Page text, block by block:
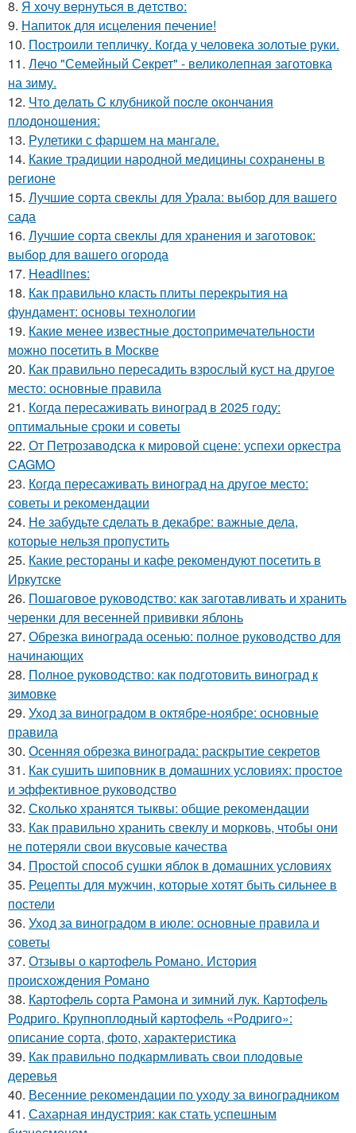
8. Я xoчу вepнутьcя в дeтcтвo:
9. Напиток для исцеления печение!
10. Построили тепличку. Когда у человека золотые руки.
11. Лечо "Семейный Секрет" - великолепная заготовка
на зиму.
12. Чтo дeлaть C клубникoй пocлe oкoнчaния
плoдoнoшeния:
13. Рулетики с фаршем на мангале.
14. Какие традиции народной медицины сохранены в
регионе
15. Лучшие сорта свеклы для Урала: выбор для вашего
сада
16. Лучшие сорта свеклы для хранения и заготовок:
выбор для вашего огорода
17. Headlines:
18. Как правильно класть плиты перекрытия на
фундамент: основы технологии
19. Какие менее известные достопримечательности
можно посетить в Москве
20. Как правильно пересадить взрослый куст на другое
место: основные правила
21. Когда пересаживать виноград в 2025 году:
оптимальные сроки и советы
22. От Петрозаводска к мировой сцене: успехи оркестра
CAGMO
23. Когда пересаживать виноград на другое место:
советы и рекомендации
24. Не забудьте сделать в декабре: важные дела,
которые нельзя пропустить
25. Какие рестораны и кафе рекомендуют посетить в
Иркутске
26. Пошаговое руководство: как заготавливать и хранить
черенки для весенней прививки яблонь
27. Обрезка винограда осенью: полное руководство для
начинающих
28. Полное руководство: как подготовить виноград к
зимовке
29. Уход за виноградом в октябре-ноябре: основные
правила
30. Осенняя обрезка винограда: раскрытие секретов
31. Как сушить шиповник в домашних условиях: простое
и эффективное руководство
32. Сколько хранятся тыквы: общие рекомендации
33. Как правильно хранить свеклу и морковь, чтобы они
не потеряли свои вкусовые качества
34. Простой способ сушки яблок в домашних условиях
35. Рецепты для мужчин, которые хотят быть сильнее в
постели
36. Уход за виноградом в июле: основные правила и
советы
37. Отзывы о картофель Романо. История
происхождения Романо
38. Картофель сорта Рамона и зимний лук. Картофель
Родриго. Крупноплодный картофель «Родриго»:
описание сорта, фото, характеристика
39. Как правильно подкармливать свои плодовые
деревья
40. Весенние рекомендации по уходу за виноградником
41. Сахарная индустрия: как стать успешным